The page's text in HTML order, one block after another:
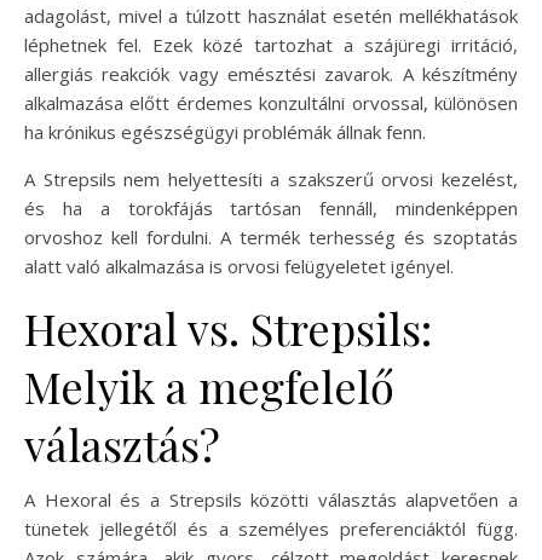
adagolást, mivel a túlzott használat esetén mellékhatások
léphetnek fel. Ezek közé tartozhat a szájüregi irritáció,
allergiás reakciók vagy emésztési zavarok. A készítmény
alkalmazása előtt érdemes konzultálni orvossal, különösen
ha krónikus egészségügyi problémák állnak fenn.
A Strepsils nem helyettesíti a szakszerű orvosi kezelést,
és ha a torokfájás tartósan fennáll, mindenképpen
orvoshoz kell fordulni. A termék terhesség és szoptatás
alatt való alkalmazása is orvosi felügyeletet igényel.
Hexoral vs. Strepsils:
Melyik a megfelelő
választás?
A Hexoral és a Strepsils közötti választás alapvetően a
tünetek jellegétől és a személyes preferenciáktól függ.